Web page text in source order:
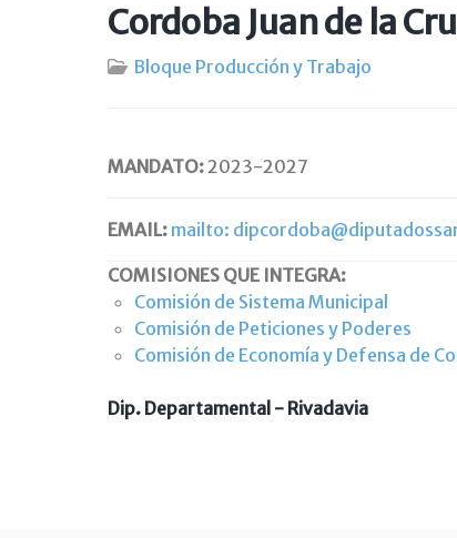
Cordoba Juan de la
Bloque Producción y Trabajo
MANDATO:2023-2027
EMAIL: mailto:
COMISIONES QUE INTEGRA:
Comisión de Sistema Municipal
Comisión de Peticiones y Poderes
Comisión de Economía y Defensa de
Dip. Departamental - Rivadavia